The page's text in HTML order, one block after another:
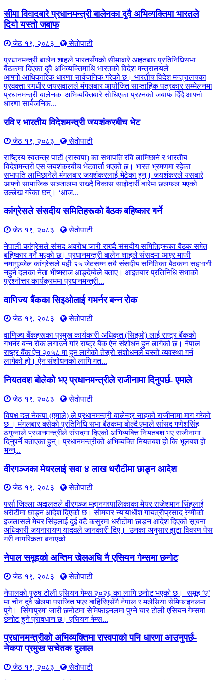
सीमा विवादबारे प्रधानमन्त्री बालेनका दुवै अभिव्यक्तिमा भारतले
दियो यस्तो जबाफ
जेठ १९, २०८३
सेतोपाटी
प्रधानमन्त्री बालेन शाहले भारतसँगको सीमाबारे आइतबार प्रतिनिधिसभा
बैठकमा दिएका दुवै अभिव्यक्तिमाथि भारतको विदेश मन्त्रालयले
आफ्नो आधिकारिक धारणा सार्वजनिक गरेको छ। भारतीय विदेश मन्त्रालयका
प्रवक्ता रणधीर जयसवालले मंगलबार आयोजित साप्ताहिक पत्रकार सम्मेलनमा
प्रधानमन्त्री बालेनका अभिव्यक्तिबारे सोधिएका प्रश्नको जबाफ दिँदै आफ्नो
धारणा सार्वजनिक...
रवि र भारतीय विदेशमन्त्री जयशंकरबीच भेट
जेठ १९, २०८३
सेतोपाटी
राष्ट्रिय स्वतन्त्र पार्टी (रास्वपा) का सभापति रवि लामिछाने र भारतीय
विदेशमन्त्री एस जयशंकरबीच भेटवार्ता भएको छ। भारत भ्रमणमा रहेका
सभापति लामिछानेले मंगलबार जयशंकरलाई भेटेका हुन्। जयशंकरले यसबारे
आफ्नो सामाजिक सञ्जालमा राख्दै विकास साझेदारी बारेमा छलफल भएको
उल्लेख गरेका छन्। ‘आज...
कांग्रेसले संसदीय समितिहरूकाे बैठक बहिष्कार गर्ने
जेठ १९, २०८३
सेतोपाटी
नेपाली कांग्रेसले संसद अवरोध जारी राख्दै संसदीय समितिहरूका बैठक समेत
बहिष्कार गर्ने भएको छ। प्रधानमन्त्री बालेन शाहले संसदमा आएर माफी
नमागुञ्जेल कांग्रेसले यही २५ जेठसम्म सबै संसदीय समितिका बैठकमा सहभागी
नहुने दलका नेता भीष्मराज आङ्देम्बेले बताए। आइतबार प्रतिनिधि सभाको
प्रश्नोत्तर कार्यक्रममा प्रधानमन्त्री...
वाणिज्य बैंकका सिइओलाई गभर्नर बन्न रोक
जेठ १९, २०८३
सेतोपाटी
वाणिज्य बैंकहरूका प्रमुख कार्यकारी अधिकृत (सिइओ) लाई राष्ट्र बैंकको
गभर्नर बन्न रोक लगाउने गरि राष्ट्र बैंक ऐन संशोधन हुन लागेको छ। नेपाल
राष्ट्र बैंक ऐन २०५८ मा हुन लागेको तेस्रो संशोधनले यस्तो व्यवस्था गर्न
लागेको हो। ऐन संशोधनको लागि गत...
नियतवश बोलेको भए प्रधानमन्त्रीले राजीनामा दिनुपर्छ- एमाले
जेठ १९, २०८३
सेतोपाटी
विपक्ष दल नेकपा (एमाले) ले प्रधानमन्त्री बालेन्द्र साहको राजीनामा माग गरेको
छ । मंगलबार बसेको प्रतिनिधि सभा बैठकमा बोल्दै एमाले सांसद गणेशसिंह
ठगुन्नाले प्रधानमन्त्रीले संसदमा दिएको अभिव्यक्ति नियतबश भए राजीनामा
दिनुपर्ने बताएका हुन्। प्रधानमन्त्रीको अभिव्यक्ति नियतबश हो कि भूलबश हो
भन्न्...
वीरगञ्जका मेयरलाई सवा ४ लाख धरौटीमा छाड्न आदेश
जेठ १९, २०८३
सेतोपाटी
पर्सा जिल्ला अदालतले वीरगञ्ज महानगरपालिकाका मेयर राजेशमान सिंहलाई
धरौटीमा छाड्न आदेश दिएको छ। सोमबार न्यायाधीश गायत्रीप्रसाद रेग्मीको
इजलासले मेयर सिंहलाई दुई वटै कसुरमा धरौटीमा छाड्न आदेश दिएको सूचना
अधिकारी जयनारायण यादवले जानकारी दिए। उनका अनुसार झुटा विवरण पेस
गरी नागरिकता बनाएको...
नेपाल समूहको अन्तिम खेलअघि नै एसियन गेम्समा छनोट
जेठ १९, २०८३
सेतोपाटी
नेपालको पुरुष टोली एसियन गेम्स २०२६ का लागि छनोट भएको छ। समूह ‘ए’
मा चीन दुवै खेलमा पराजित भएर बाहिरिएसँगै नेपाल र मलेसिया सेमिफाइनलमा
पुगे। सिंगापुरमा जारी छनोटमा सेमिफाइनलमा पुग्ने चार टोली एसियन गेम्समा
छनोट हुने प्रावधान छ। एसियन गेम्स...
प्रधानमन्त्रीको अभिव्यक्तिमा रास्वपाको पनि धारणा आउनुपर्छ-
नेकपा प्रमुख सचेतक दुलाल
जेठ १९, २०८३
सेतोपाटी